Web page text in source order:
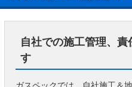
自社での施工管理、
す